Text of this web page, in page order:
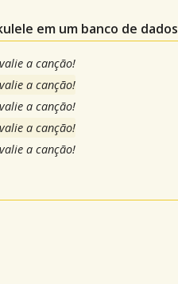
em um banco de dados
a canção!
a canção!
a canção!
a canção!
a canção!